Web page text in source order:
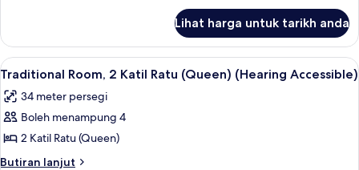
Raja
(King)
(Hearing
Accessible)
Room,
Katil
(King)
(Hearing
Lihat harga untuk tarikh anda
Lihat
semua
foto
untuk
Traditional
Room,
Peralatan tempat tidur premium, peti
7
Traditional Room, 2 Katil Ratu (Queen) (Hearing Accessible)
34 meter persegi
Boleh menampung 4
2 Katil Ratu (Queen)
Butiran lanjut
Butiran